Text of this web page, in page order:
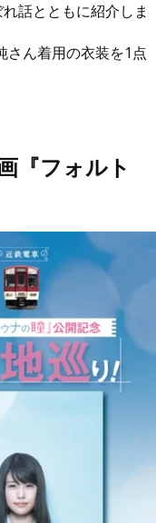
話とともに紹介しま
さん着用の衣装を1点
『フォルト